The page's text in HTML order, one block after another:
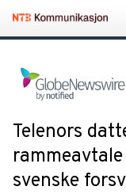
Telenors
svenske